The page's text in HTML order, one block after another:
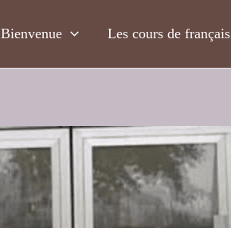
Bienvenue Les cours de français